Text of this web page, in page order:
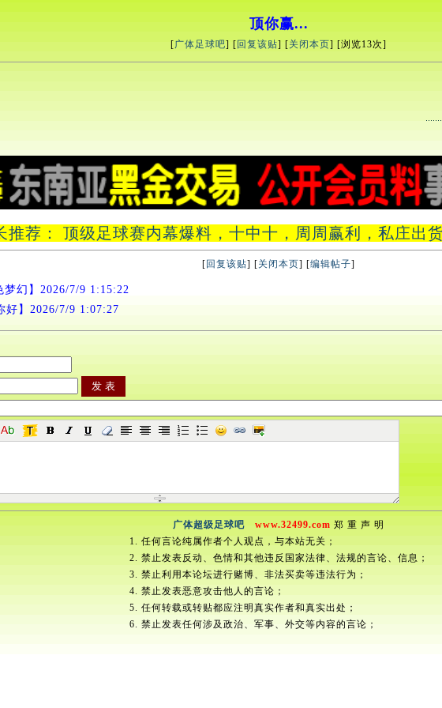
顶你赢...
[广体足球吧] [ 回复该贴] [关闭本页] [浏览13次]
推荐： 顶级足球赛内幕爆料，十中十，周周赢利，私庄出
[ 回复该贴] [关闭本页] [编辑帖子]
梦幻】2026/7/9 1:15:22
好】2026/7/9 1:07:27
广体超级足球吧 www.32499.com 郑 重 声 明
1. 任何言论纯属作者个人观点，与本站无关；
2. 禁止发表反动、色情和其他违反国家法律、法规的言论、信息；
3. 禁止利用本论坛进行赌博、非法买卖等违法行为；
4. 禁止发表恶意攻击他人的言论；
5. 任何转载或转贴都应注明真实作者和真实出处；
6. 禁止发表任何涉及政治、军事、外交等内容的言论；